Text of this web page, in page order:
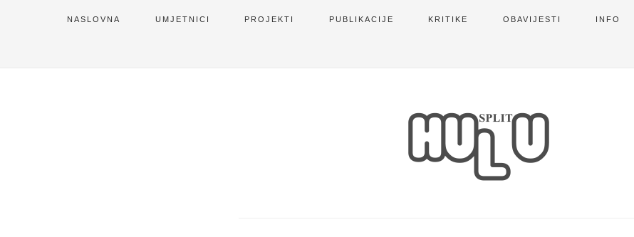
NASLOVNA UMJETNICI PROJEKTI PUBLIKACIJE KRITIKE OBAVIJESTI INFO